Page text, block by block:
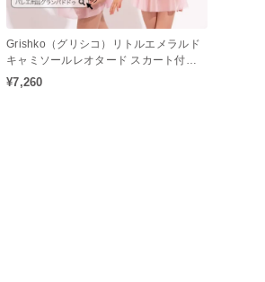
Grishko（グリシコ）リトルエメラルド
キャミソールレオタード スカート付き
（子供サイズ / ジュニア / キッズ）
¥7,260